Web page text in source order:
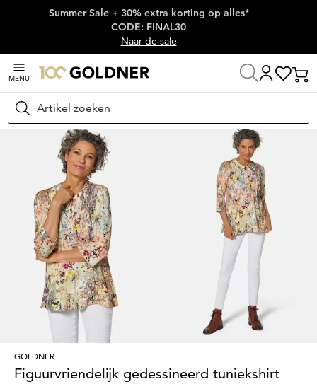
Skip naar hoofdinhoud
Summer Sale + 30% extra korting op alles*
CODE: FINAL30
Naar de sale
MENU
Zoeken
Thuis Damesmode
GOLDNER
Figuurvriendelijk gedessineerd tuniekshirt